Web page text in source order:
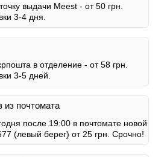
выдачи Meest - от 50 грн.
3-4 дня.
в отделение - от 58 грн.
3-5 дней.
почтомата
после 19:00 в почтомате новой
(левый берег) от 25 грн. Срочно!